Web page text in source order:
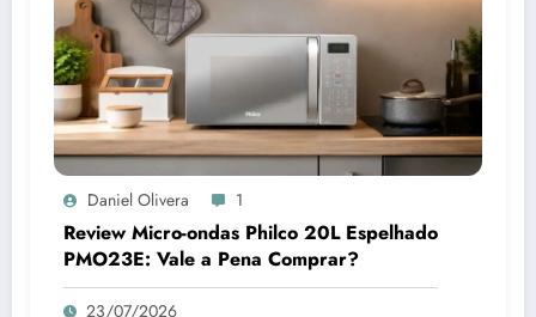
Daniel Olivera 1
Review Micro-ondas Philco 20L Espelhado
PMO23E: Vale a Pena Comprar?
23/07/2026